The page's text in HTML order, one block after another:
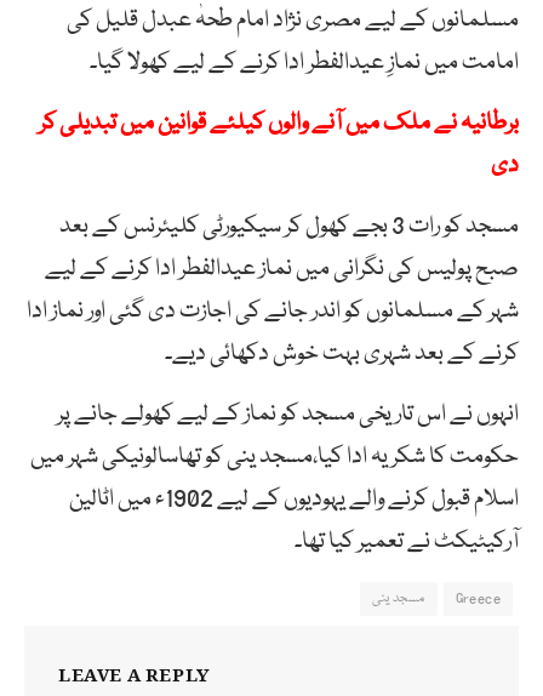
مسلمانوں کے لیے مصری نژاد امام طحہٰ عبدل قلیل کی
امامت میں نمازِ عیدالفطر ادا کرنے کے لیے کھولا گیا۔
برطانیہ نے ملک میں آنے والوں کیلئے قوانین میں تبدیلی کر
دی
مسجد کو رات 3 بجے کھول کر سیکیورٹی کلیئرنس کے بعد
صبح پولیس کی نگرانی میں نماز عیدالفطر ادا کرنے کے لیے
شہر کے مسلمانوں کو اندر جانے کی اجازت دی گئی اور نماز ادا
کرنے کے بعد شہری بہت خوش دکھائی دیے۔
انہوں نے اس تاریخی مسجد کو نماز کے لیے کھولے جانے پر
حکومت کا شکریہ ادا کیا،مسجد ینی کو تھاسالونیکی شہر میں
اسلام قبول کرنے والے یہودیوں کے لیے 1902ء میں اٹالین
آرکیٹیکٹ نے تعمیر کیا تھا۔
Greece مسجد ینی
LEAVE A REPLY